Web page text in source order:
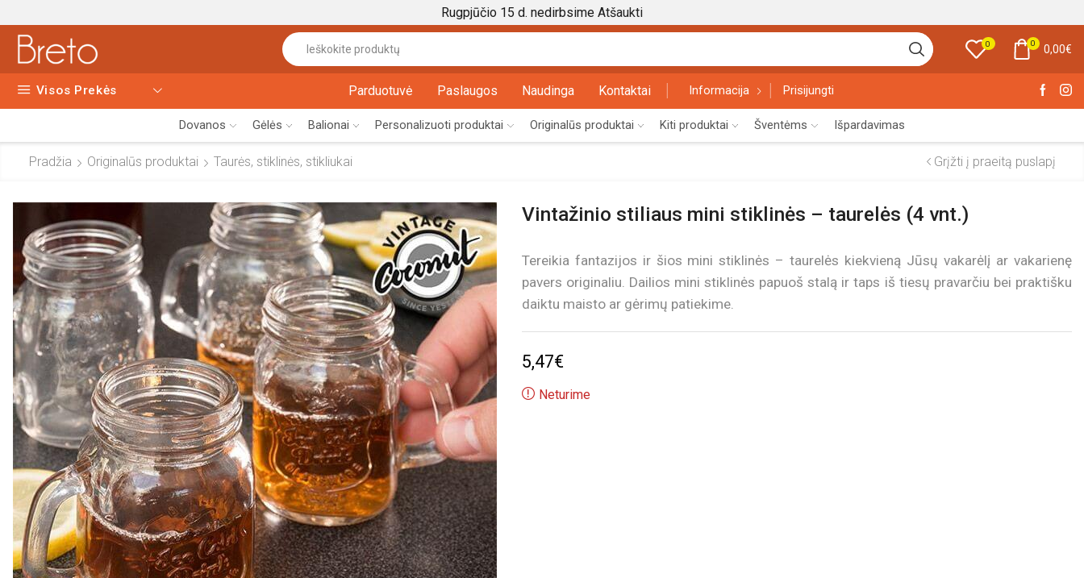
Rugpjūčio 15 d. nedirbsime Atšaukti
input
0 0 0,00€
Visos Prekės Parduotuvė Paslaugos Naudinga Kontaktai Informacija Prisijungti
Dovanos Gėlės Balionai Personalizuoti produktai Originalūs produktai Kiti produktai Šventėms Išpardavimas
Pradžia Originalūs produktai Taurės, stiklinės, stikliukai Grįžti į praeitą puslapį
Vintažinio stiliaus mini stiklinės – taurelės (4 vnt.)
Tereikia fantazijos ir šios mini stiklinės – taurelės kiekvieną Jūsų vakarėlį ar vakarienę
pavers originaliu. Dailios mini stiklinės papuoš stalą ir taps iš tiesų pravarčiu bei praktišku
daiktu maisto ar gėrimų patiekime.
5,47€
Neturime